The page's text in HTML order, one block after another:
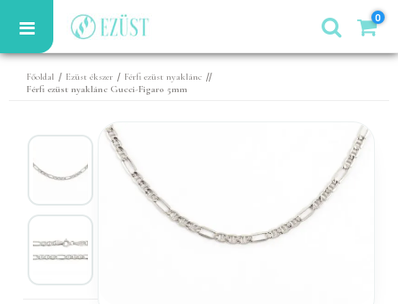
0
Főoldal / Ezüst ékszer / Férfi ezüst nyaklánc //
Férfi ezüst nyaklánc Gucci-Figaro 5mm